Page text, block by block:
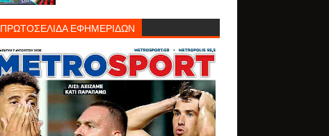
ΠΡΩΤΟΣΕΛΙΔΑ ΕΦΗΜΕΡΙΔΩΝ